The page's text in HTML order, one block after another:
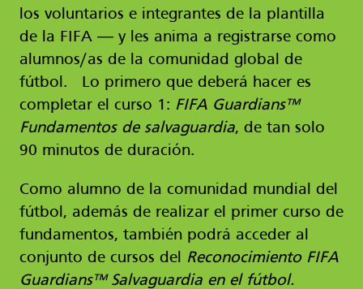
los voluntarios e integrantes de la plantilla
de la FIFA ― y les anima a registrarse como
alumnos/as de la comunidad global de
fútbol. Lo primero que deberá hacer es
completar el curso 1: FIFA Guardians™
Fundamentos de salvaguardia, de tan solo
90 minutos de duración.
Como alumno de la comunidad mundial del
fútbol, además de realizar el primer curso de
fundamentos, también podrá acceder al
conjunto de cursos del
Reconocimiento FIFA
Guardians™ Salvaguardia en el fútbol.